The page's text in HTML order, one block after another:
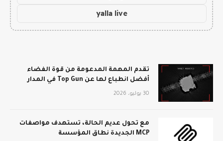
yalla live
تقدم المهمة المدعومة من قوة الفضاء
أفضل انطباع لها عن Top Gun في المدار
30 يوليو، 2026
مع تحول عديم الحالة، تستهدف مواصفات
MCP الجديدة نطاق المؤسسة